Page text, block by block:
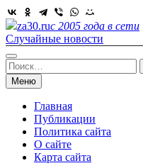
Skip
to
content
za30.ruс 2005 года в сети
Случайные новости
Найти:
Меню
Главная
Публикации
Политика сайта
О сайте
Карта сайта